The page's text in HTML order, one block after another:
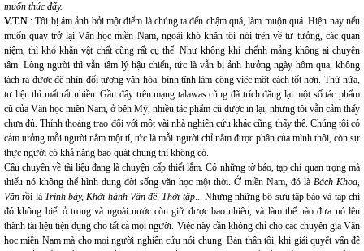
muốn thúc đẩy.
V.T.N.: Tôi bị ám ảnh bởi một điểm là chúng ta đến chậm quá, làm muộn quá. Hiện nay nếu
muốn quay trở lại Văn học miền Nam, ngoài khó khăn tôi nói trên về tư tưởng, các quan
niệm, thì khó khăn vật chất cũng rất cụ thể. Như không khí chểnh mảng không ai chuyên
tâm. Lòng người thì vẫn tâm lý hậu chiến, tức là vẫn bị ảnh hưởng ngày hôm qua, không
tách ra được để nhìn đối tượng văn hóa, bình tĩnh làm công việc một cách tốt hơn. Thứ nữa,
tư liệu thì mất rất nhiều. Gần đây trên mạng talawas cũng đã trích đăng lại một số tác phẩm
cũ của Văn học miền Nam, ở bên Mỹ, nhiều tác phẩm cũ được in lại, nhưng tôi vẫn cảm thấy
chưa đủ. Thỉnh thoảng trao đổi với một vài nhà nghiên cứu khác cũng thấy thế. Chúng tôi có
cảm tưởng mỗi người nắm một tí, tức là mỗi người chỉ nắm được phần của mình thôi, còn sự
thực người có khả năng bao quát chung thì không có.
Câu chuyên về tài liệu đang là chuyện cấp thiết lắm. Có những tờ báo, tạp chí quan trọng mà
thiếu nó không thể hình dung đời sống văn học một thời. Ở miền Nam, đó là Bách Khoa,
Văn rồi là Trình bày, Khởi hành Vấn đề, Thời tập... Nhưng những bộ sưu tập báo và tạp chí
đó không biết ở trong và ngoài nước còn giữ được bao nhiêu, và làm thế nào đưa nó lên
thành tài liệu tiện dụng cho tất cả mọi người. Việc này cần không chỉ cho các chuyên gia Văn
học miền Nam mà cho mọi người nghiên cứu nói chung. Bản thân tôi, khi giải quyết vấn đề